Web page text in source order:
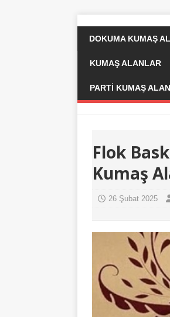
DOKUMA KUMAŞ
KUMAŞ ALANLAR
PARTI KUMAŞ
Flok
Kumaş
26 Şubat 2025